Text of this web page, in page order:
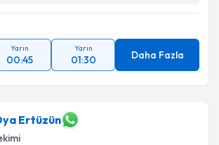
Yarın
00:45
Yarın
01:30 Daha Fazla
Ertüzün